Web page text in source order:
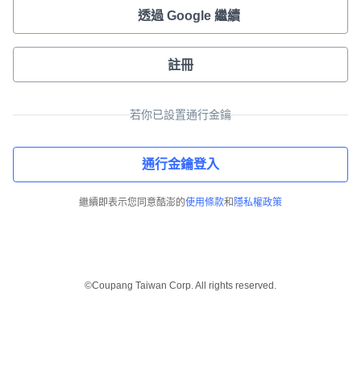
透過 Google 繼續
註冊
若你已設置通行金鑰
通行金鑰登入
繼續即表示您同意酷澎的使用條款和 隱私權政策
©Coupang Taiwan Corp. All rights reserved.